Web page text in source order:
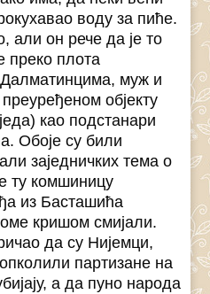
воду за пиће.
али он рече да је то
преко плота
муж и
објекту
као подстанари
Обоје су били
заједничких тема о
ту комшиницу
из Басташића
кришом смијали.
да су Нијемци,
партизане на
а да пуно народа